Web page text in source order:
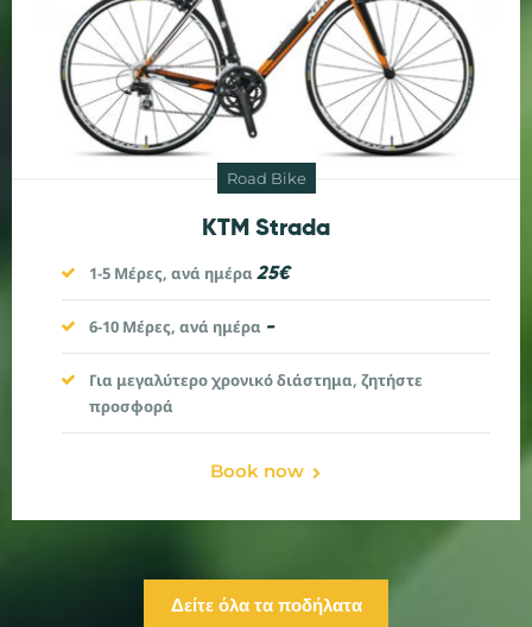
Road Bike
KTM Strada
1-5 Μέρες, ανά ημέρα25€
6-10 Μέρες, ανά ημέρα -
Για μεγαλύτερο χρονικό διάστημα, ζητήστε
προσφορά
Book now
Δείτε όλα τα ποδήλατα